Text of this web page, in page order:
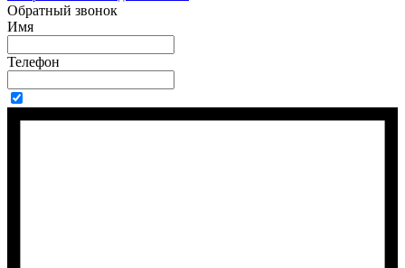
Обратный звонок
Имя
Телефон